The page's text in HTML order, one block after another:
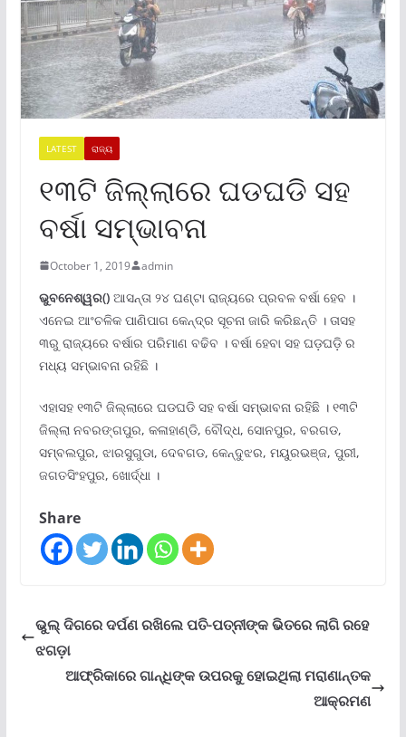
LATEST ରାଜ୍ୟ
୧୩ଟି ଜିଲ୍ଲାରେ ଘଡଘଡି ସହ
ବର୍ଷା ସମ୍ଭାବନା
October 1, 2019 admin
ଭୁବନେଶ୍ୱର()ଆସନ୍ତା ୨୪ ଘଣ୍ଟା ରାଜ୍ୟରେ ପ୍ରବଳ ବର୍ଷା ହେବ ।
ଏନେଇ ଆଂଚଳିକ ପାଣିପାଗ କେନ୍ଦ୍ର ସୂଚନା ଜାରି କରିଛନ୍ତି । ତାସହ
୩ରୁ ରାଜ୍ୟରେ ବର୍ଷାର ପରିମାଣ ବଢିବ । ବର୍ଷା ହେବା ସହ ଘଡ଼ଘଡ଼ି ର
ମଧ୍ୟ ସମ୍ଭାବନା ରହିଛି ।
ଏହାସହ ୧୩ଟି ଜିଲ୍ଲାରେ ଘଡଘଡି ସହ ବର୍ଷା ସମ୍ଭାବନା ରହିଛି । ୧୩ଟି
ଜିଲ୍ଲା ନବରଙ୍ଗପୁର, କଳାହାଣ୍ଡି, ବୌଦ୍ଧ, ସୋନପୁର, ବରଗଡ,
ସମ୍ବଲପୁର, ଝାରସୁଗୁଡା, ଦେବଗଡ, କେନ୍ଦୁଝର, ମୟୁରଭଞ୍ଜ, ପୁରୀ,
ଜଗତସିଂହପୁର, ଖୋର୍ଦ୍ଧା ।
Share
ଭୁଲ୍‌ ଦିଗରେ ଦର୍ପଣ ରଖିଲେ ପତି-ପତ୍ନୀଙ୍କ ଭିତରେ ଲାଗି ରହେ
ଝଗଡ଼ା
ଆଫ୍ରିକାରେ ଗାନ୍ଧିଙ୍କ ଉପରକୁ ହୋଇଥିଲା ମରାଣାନ୍ତକ
ଆକ୍ରମଣ